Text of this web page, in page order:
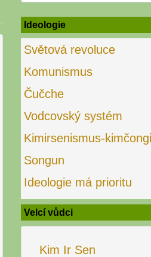
for:
Ideologie
Světová revoluce
Komunismus
Čučche
Vodcovský systém
Kimirsenismus-
Songun
Ideologie má prioritu
Velcí vůdci
Kim Ir Sen